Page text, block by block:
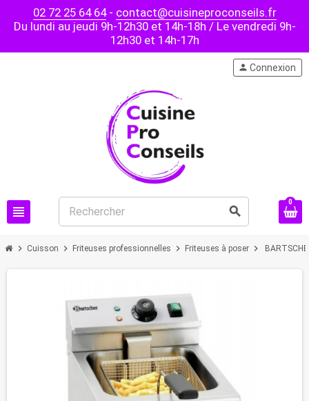
02 72 25 64 64- contact@cuisineproconseils.fr
Du lundi au jeudi 9h-12h30 et 14h-18h / Le vendredi 9h-
12h30 et 14h-17h
view_headline search
person Connexion
0
chevron_right Cuisson chevron_right Friteuses professionnelles chevron_right Friteuses à poser chevron_right